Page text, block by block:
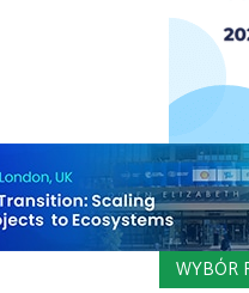
WYBÓR